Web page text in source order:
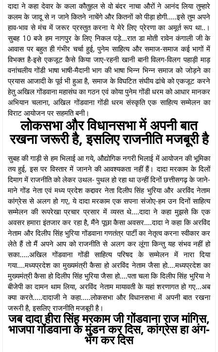
दादा ने कहा देवार के कला कौतुहल से वो बंदर नाचा औरों ने आनंद लिया तुम्हारे
कलम के जादू से न जाने कितने नाचेंगे और कितनों को पीड़ा होगी.....इसे तुम अपने
हाव-भाव से मंच में जरूर प्रस्तुत करना ये मेरे लिए प्रेरणा का अमूर्त रूप था..।
सुबह 10 बजे हम नागपुर के लिए निकल पड़े...रात डा मोती रावेन कंगाली जी के
आवास पर बहुत ही गंभीर चर्चा हुई, पुनेम साहित्य और समाज-समाज कई भागों में
विभक्त है-इसे एकजूट कैसे किया जाए-रहनी खानी बानी विलग-विलग पहाड़ी माड़
वनांचलीय गोंडी भाषा भाषी-मैदानी भाग की भाषा भिन्न भिन्न समाज को जोड़ने का
प्रयास आजादी के पूर्व भी हुआ है, समाज के विघटित संघीय ढांचे को एकजूट करने
हेतु अखिल गोंडवाना महासंघ का गठन एवं कोया पुनेम गोंडी धरम को आधार मानकर
अभियान चलाना, अखिल गोंडवाना गोंडी धरम संस्कृति एक साहित्य सम्मेलन का
विराट आयोजन पर सहमति बनी।
लोकसभा और विधानसभा में अपनी बात
रखना जरूरी है, इसलिए राजनीति मजबूरी है
सुबह की गाड़ी से हम भिलाई आ गये, औद्योगिक नगरी भिलाई में आयोजन की भूमिका
तय हुई, इस पर विस्तार में जानने की आवश्यकता नहीं हैं। दादा मरकाम के दिलों
दिमाग में राजनीति को लेकर उथल- पुथल हो रहा था उन्हीं दिनों छत्तीसगढ़ के जाने-
माने गोंड नेता एवं मध्य प्रदेश कद्दावर नेता दिलीप सिंह भुरिया और अरविंद नेताम
कांग्रेस से अलग हो गए, ये दादा मरकाम एक सपना संजोए-हम उन दिनों साहित्य
सम्मेलन की रूपरेखा प्रचार प्रसार में व्यस्त थे....दादा ने कहा मुझसे कि एक
अवसर हमारा इंतजार कर रहा है, मैंने पूछा कैसा अवसर....दादा ने कहा कि अरविंद
नेताम और दिलीप सिंह भुरिया गोंडवाना गणतंत्र पार्टी का नेतृत्व करना स्वीकार कर
लेते हैं तो मैं अपने आप को राजनीति से अलग कर लूंगा किन्तु यह संभव नहीं हो
सका.....अखिल गोंडवाना गोंडी साहित्य परिषद के सम्मेलन में नारा दिया
गया....मध्यप्रदेश का मुख्यमंत्री कैसा हो अरविंद नेताम जैसा हो....मध्यप्रदेश का
मुख्यमंत्री कैसा हो दिलीप सिंह भुरिया जैसा हो....पता चला कि दिलीप सिंह भुरिया ने
बीजेपी का दामन थाम लिया, अरविंद नेताम मायावती के यहां शरणागत हो गए...अब
क्या करते.....दादाजी ने कहा.....लोकसभा और विधानसभा में अपनी बात रखना
जरूरी है, इसलिए राजनीति मजबूरी है।
जब दादा हीरा सिंह मरकाम जी गोंडवाना राज मांगिस,
भाजपा गोंडवाना के मुंडन कर दिस, कांग्रेस हा अंग-
भंग कर दिस